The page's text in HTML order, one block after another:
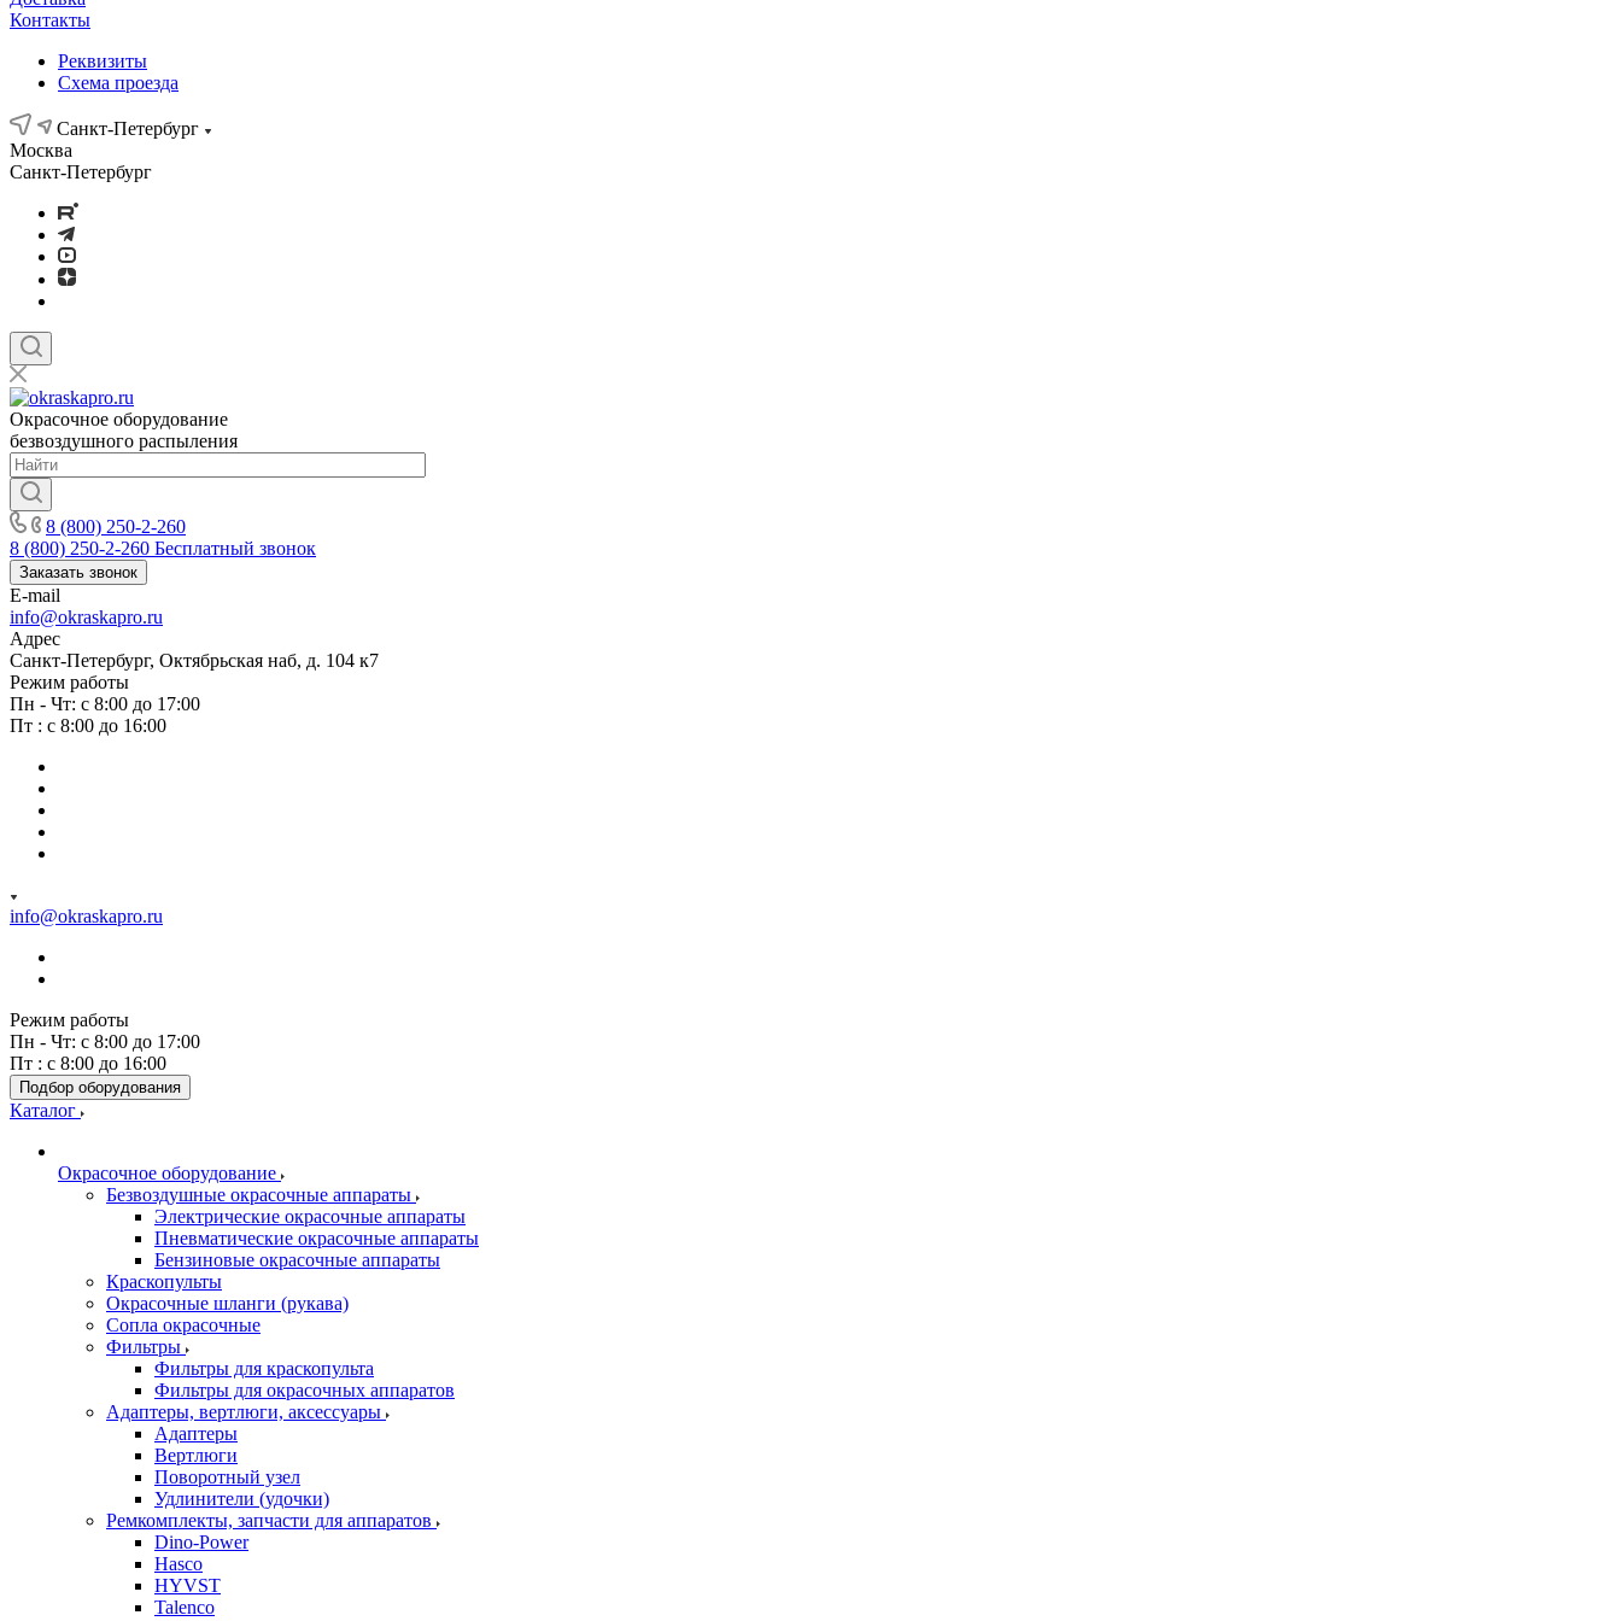
Контакты
Реквизиты
Схема проезда
Санкт-Петербург
Москва
Санкт-Петербург
Окрасочное оборудование
безвоздушного распыления
8 (800) 250-2-260
8 (800) 250-2-260 Бесплатный звонок
Заказать звонок
E-mail
info@okraskapro.ru
Адрес
Санкт-Петербург, Октябрьская наб, д. 104 к7
Режим работы
Пн - Чт: с 8:00 до 17:00
Пт : с 8:00 до 16:00
info@okraskapro.ru
Режим работы
Пн - Чт: с 8:00 до 17:00
Пт : с 8:00 до 16:00
Подбор оборудования
Каталог
Окрасочное оборудование
Безвоздушные окрасочные аппараты
Электрические окрасочные аппараты
Пневматические окрасочные аппараты
Бензиновые окрасочные аппараты
Краскопульты
Окрасочные шланги (рукава)
Сопла окрасочные
Фильтры
Фильтры для краскопульта
Фильтры для окрасочных аппаратов
Адаптеры, вертлюги, аксессуары
Адаптеры
Вертлюги
Поворотный узел
Удлинители (удочки)
Ремкомплекты, запчасти для аппаратов
Dino-Power
Hasco
HYVST
Talenco